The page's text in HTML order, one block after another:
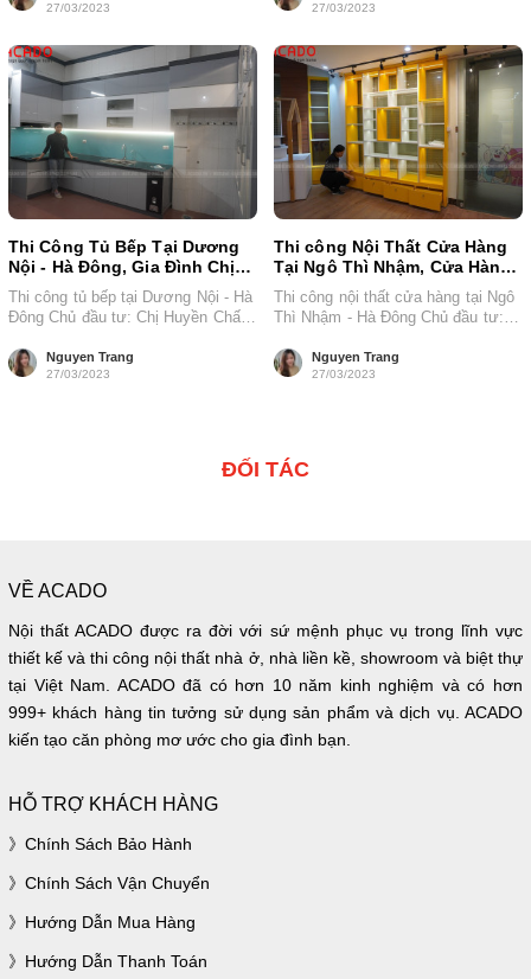
27/03/2023 27/03/2023
Thi Công Tủ Bếp Tại Dương
Nội - Hà Đông, Gia Đình Chị
Huyền
Thi công tủ bếp tại Dương Nội - Hà
Đông Chủ đầu tư: Chị Huyền Chất
Nguyen Trang
27/03/2023
Thi công Nội Thất Cửa Hàng
Tại Ngô Thì Nhậm, Cửa Hàng
Chị Thương
Thi công nội thất cửa hàng tại Ngô
Thì Nhậm - Hà Đông Chủ đầu tư:
Nguyen Trang
27/03/2023
ĐỐI TÁC
VỀ ACADO
Nội thất ACADO được ra đời với sứ mệnh phục vụ trong lĩnh vực
thiết kế và thi công nội thất nhà ở, nhà liền kề, showroom và biệt thự
tại Việt Nam. ACADO đã có hơn 10 năm kinh nghiệm và có hơn
999+ khách hàng tin tưởng sử dụng sản phẩm và dịch vụ. ACADO
kiến tạo căn phòng mơ ước cho gia đình bạn.
HỖ TRỢ KHÁCH HÀNG
Chính Sách Bảo Hành
Chính Sách Vận Chuyển
Hướng Dẫn Mua Hàng
Hướng Dẫn Thanh Toán